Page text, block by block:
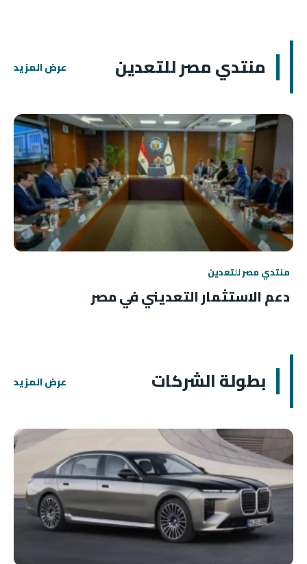
منتدي مصر للتعدين عرض المزيد
منتدي مصر للتعدين
دعم الاستثمار التعديني في مصر
بطولة الشركات عرض المزيد